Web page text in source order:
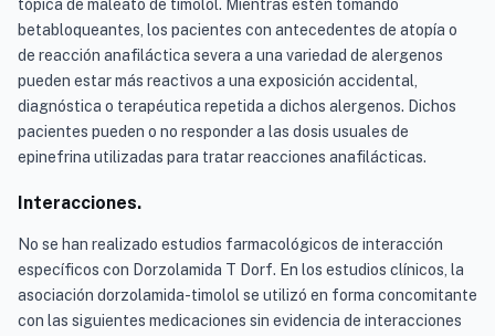
tópica de maleato de timolol. Mientras estén tomando
betabloqueantes, los pacientes con antecedentes de atopía o
de reacción anafiláctica severa a una variedad de alergenos
pueden estar más reactivos a una exposición accidental,
diagnóstica o terapéutica repetida a dichos alergenos. Dichos
pacientes pueden o no responder a las dosis usuales de
epinefrina utilizadas para tratar reacciones anafilácticas.
Interacciones.
No se han realizado estudios farmacológicos de interacción
específicos con Dorzolamida T Dorf. En los estudios clínicos, la
asociación dorzolamida-timolol se utilizó en forma concomitante
con las siguientes medicaciones sin evidencia de interacciones